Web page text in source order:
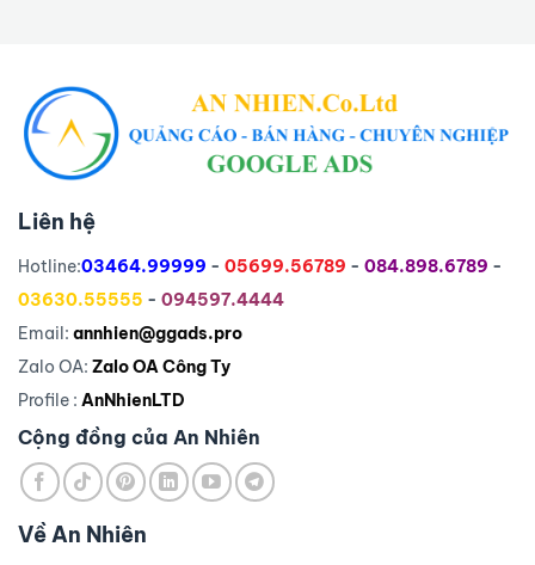
Liên hệ
Hotline:03464.99999 - 05699.56789 - 084.898.6789 -
03630.55555 - 094597.4444
Email: annhien@ggads.pro
Zalo OA: Zalo OA Công Ty
Profile : AnNhienLTD
Cộng đồng của An Nhiên
Về An Nhiên